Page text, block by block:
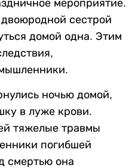
мероприятие.
сестрой
домой одна. Этим
ночью домой,
в луже крови.
тяжелые травмы
погибшей
смертью она